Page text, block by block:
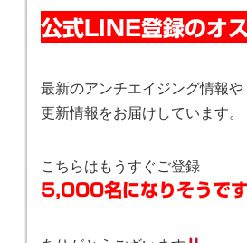
公式LINE登録のオ
最新のアンチエイジング情報や
更新情報をお届けしています。
こちらはもうすぐご登録
5,000名になりそうです